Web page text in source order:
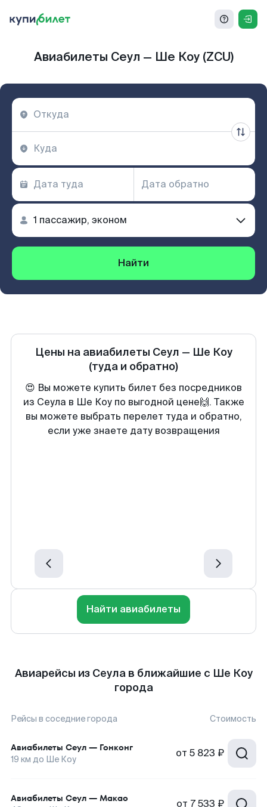
Авиабилеты Сеул — Ше Коу (ZCU)
Найти
Цены на авиабилеты Сеул — Ше Коу
(туда и обратно)
😍 Вы можете купить билет без посредников
из Сеула в Ше Коу по выгодной цене🙌. Также
вы можете выбрать перелет туда и обратно,
если уже знаете дату возвращения
Найти авиабилеты
Авиарейсы из Сеула в ближайшие с Ше Коу
города
Рейсы в соседние города Стоимость
Авиабилеты Сеул — Гонконг
19 км до Ше Коу от 5 823 ₽
Авиабилеты Сеул — Макао от 7 533 ₽